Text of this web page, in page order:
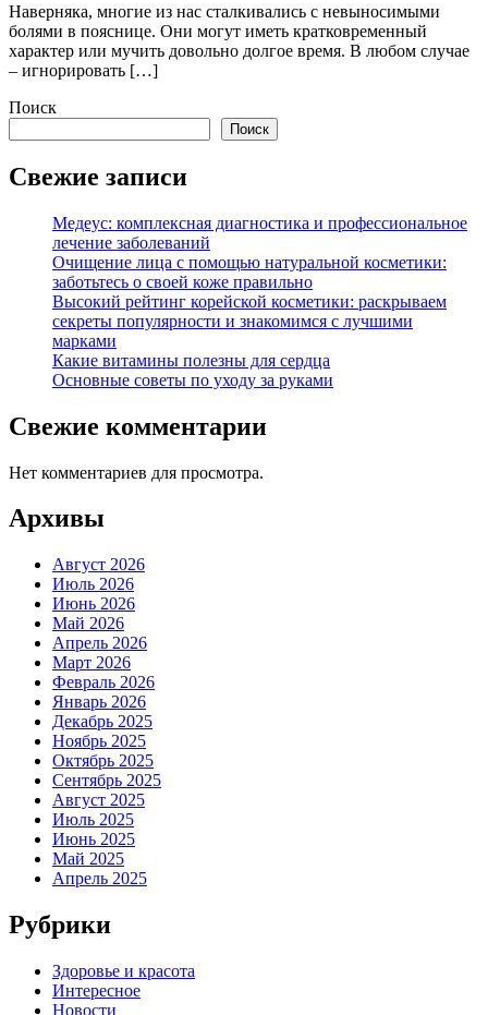
Наверняка, многие из нас сталкивались с невыносимыми
болями в пояснице. Они могут иметь кратковременный
характер или мучить довольно долгое время. В любом случае
– игнорировать […]
Поиск
Поиск
Свежие записи
Медеус: комплексная диагностика и профессиональное
лечение заболеваний
Очищение лица с помощью натуральной косметики:
заботьтесь о своей коже правильно
Высокий рейтинг корейской косметики: раскрываем
секреты популярности и знакомимся с лучшими
марками
Какие витамины полезны для сердца
Основные советы по уходу за руками
Свежие комментарии
Нет комментариев для просмотра.
Архивы
Август 2026
Июль 2026
Июнь 2026
Май 2026
Апрель 2026
Март 2026
Февраль 2026
Январь 2026
Декабрь 2025
Ноябрь 2025
Октябрь 2025
Сентябрь 2025
Август 2025
Июль 2025
Июнь 2025
Май 2025
Апрель 2025
Рубрики
Здоровье и красота
Интересное
Новости